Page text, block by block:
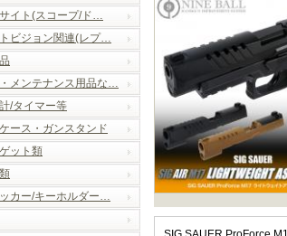
イト(スコープ/ド…
ビジョン関連(レプ…
メンテナンス用品な…
/タイマー等
ース・ガンスタンド
ット類
カー/キーホルダー…